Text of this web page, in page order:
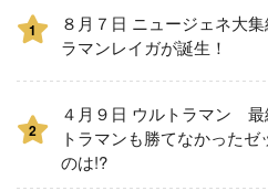
1
８月７日 ニュージェネ大
ラマンレイガが誕生！
2
４月９日 ウルトラマン
トラマンも勝てなかったゼ
のは!?